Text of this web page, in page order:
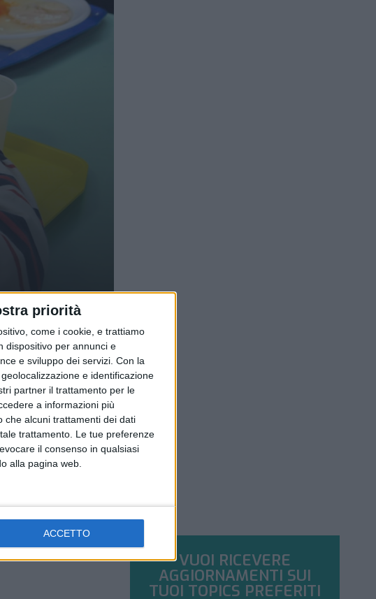
priorità
come i cookie, e trattiamo
dispositivo per annunci e
e sviluppo dei servizi. Con la
e identificazione
partner il trattamento per le
a informazioni più
che alcuni trattamenti dei dati
trattamento. Le tue preferenze
il consenso in qualsiasi
alla pagina web.
ACCETTO
VUOI RICEVERE
AGGIORNAMENTI SUI
TUOI TOPICS PREFERITI